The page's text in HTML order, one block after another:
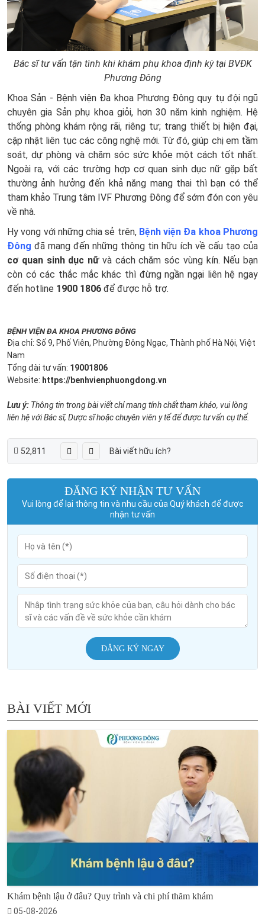
Bác sĩ tư vấn tận tình khi khám phụ khoa định kỳ tại BVĐK
Phương Đông
Khoa Sản - Bệnh viện Đa khoa Phương Đông quy tụ đội ngũ
chuyên gia Sản phụ khoa giỏi, hơn 30 năm kinh nghiệm. Hệ
thống phòng khám rộng rãi, riêng tư; trang thiết bị hiện đại,
cập nhật liên tục các công nghệ mới. Từ đó, giúp chị em tầm
soát, dự phòng và chăm sóc sức khỏe một cách tốt nhất.
Ngoài ra, với các trường hợp cơ quan sinh dục nữ gặp bất
thường ảnh hưởng đến khả năng mang thai thì bạn có thể
tham khảo Trung tâm IVF Phương Đông để sớm đón con yêu
về nhà.
Hy vọng với những chia sẻ trên, Bệnh viện Đa khoa Phương
Đông đã mang đến những thông tin hữu ích về cấu tạo của
cơ quan sinh dục nữvà cách chăm sóc vùng kín. Nếu bạn
còn có các thắc mắc khác thì đừng ngần ngại liên hệ ngay
đến hotline 1900 1806 để được hỗ trợ.
BỆNH VIỆN ĐA KHOA PHƯƠNG ĐÔNG
Địa chỉ: Số 9, Phố Viên, Phường Đông Ngạc, Thành phố Hà Nội, Việt
Nam
Tổng đài tư vấn: 19001806
Website: https://benhvienphuongdong.vn
Lưu ý: Thông tin trong bài viết chỉ mang tính chất tham khảo, vui lòng
liên hệ với Bác sĩ, Dược sĩ hoặc chuyên viên y tế để được tư vấn cụ thể.
52,811 Bài viết hữu ích?
ĐĂNG KÝ NHẬN TƯ VẤN
Vui lòng để lại thông tin và nhu cầu của Quý khách để được
nhận tư vấn
ĐĂNG KÝ NGAY
BÀI VIẾT MỚI
Khám bệnh lậu ở đâu? Quy trình và chi phí thăm khám
05-08-2026